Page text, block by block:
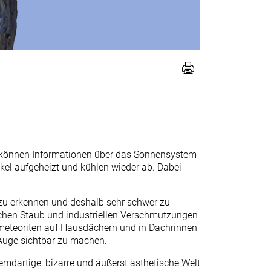
Informationen über das Sonnensystem
aufgeheizt und kühlen wieder ab. Dabei
erkennen und deshalb sehr schwer zu
Staub und industriellen Verschmutzungen
auf Hausdächern und in Dachrinnen
sichtbar zu machen.
bizarre und äußerst ästhetische Welt